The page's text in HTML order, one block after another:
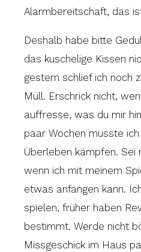
Alarmbereitschaft, das
Deshalb habe bitte
das kuschelige Kissen
gestern schlief ich noch
Müll. Erschrick nicht,
auffresse, was du mir
paar Wochen musste
Überleben kämpfen. Sei
wenn ich mit meinem
etwas anfangen kann.
spielen, früher haben
bestimmt. Werde nicht
Missgeschick im Haus